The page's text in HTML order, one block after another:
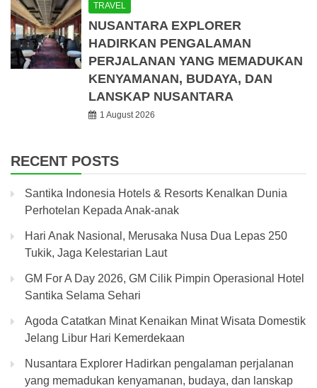
TRAVEL
NUSANTARA EXPLORER
HADIRKAN PENGALAMAN
PERJALANAN YANG MEMADUKAN
KENYAMANAN, BUDAYA, DAN
LANSKAP NUSANTARA
1 August 2026
RECENT POSTS
Santika Indonesia Hotels & Resorts Kenalkan Dunia
Perhotelan Kepada Anak-anak
Hari Anak Nasional, Merusaka Nusa Dua Lepas 250
Tukik, Jaga Kelestarian Laut
GM For A Day 2026, GM Cilik Pimpin Operasional Hotel
Santika Selama Sehari
Agoda Catatkan Minat Kenaikan Minat Wisata Domestik
Jelang Libur Hari Kemerdekaan
Nusantara Explorer Hadirkan pengalaman perjalanan
yang memadukan kenyamanan, budaya, dan lanskap